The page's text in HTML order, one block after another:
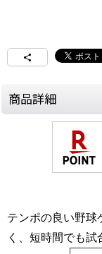
商品詳細
テンポの良い野球
く、短時間でも試